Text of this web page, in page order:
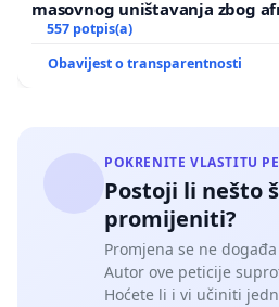
masovnog uništavanja zbog
557 potpis(a)
Obavijest o transparentnosti
POKRENITE VLASTITU
Postoji li nešto
promijeniti?
Promjena se ne
Autor ove peticije
Hoćete li i vi učiniti